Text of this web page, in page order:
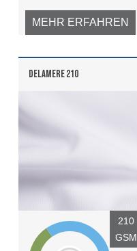
MEHR ERFAHREN
DELAMERE 210
210
GSM